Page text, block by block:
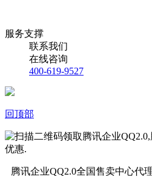
服务支撑
联系我们
在线咨询
400-619-9527
回顶部
腾讯企业QQ2.0全国售卖中心代